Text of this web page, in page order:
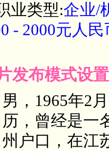
业类型:企业/
- 2000元人民
发布模式设
男，1965年2
历，曾经是一
州户口，在江